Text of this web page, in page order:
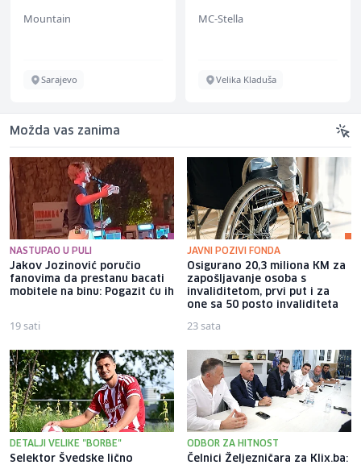
Mountain
Sarajevo
MC-Stella
Velika Kladuša
Možda vas zanima
NASTUPAO U PULI
Jakov Jozinović poručio
fanovima da prestanu bacati
mobitele na binu: Pogazit ću ih
19 sati
JAVNI POZIVI FONDA
Osigurano 20,3 miliona KM za
zapošljavanje osoba s
invaliditetom, prvi put i za
one sa 50 posto invaliditeta
23 sata
DETALJI VELIKE "BORBE"
Selektor Švedske lično
ODBOR ZA HITNOST
Čelnici Željezničara za Klix.ba: